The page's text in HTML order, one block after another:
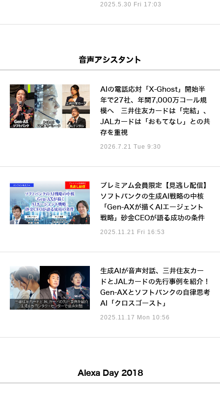
2025.5.30 Fri 17:03
音声アシスタント
AIの電話応対「X-Ghost」開始半
年で27社、年間7,000万コール規
模へ 三井住友カードは「完結」、
JALカードは「おもてなし」との共
存を重視
2026.7.21 Tue 9:30
プレミアム会員限定【見逃し配信】
ソフトバンクの生成AI戦略の中核
「Gen-AXが描くAIエージェント
戦略」砂金CEOが語る成功の条件
2025.11.21 Fri 16:53
生成AIが音声対話、三井住友カー
ドとJALカードの先行事例を紹介！
Gen-AXとソフトバンクの自律思考
AI「クロスゴースト」
2025.11.17 Mon 10:56
Alexa Day 2018